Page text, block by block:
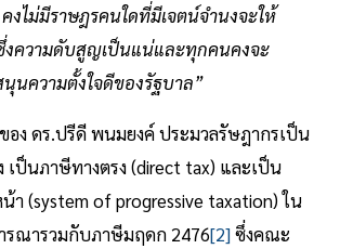
งไม่มีราษฎรคนใดที่มีเจตน์จำนงจะให้
งความดับสูญเป็นแน่และทุกคนคงจะ
นความตั้งใจดีของรัฐบาล”
อง ดร.ปรีดี พนมยงค์ ประมวลรัษฎากรเป็น
ป็นภาษีทางตรง (direct tax) และเป็น
(system of progressive taxation) ใน
รณารวมกับภาษีมฤดก 2476[2]ซึ่งคณะ